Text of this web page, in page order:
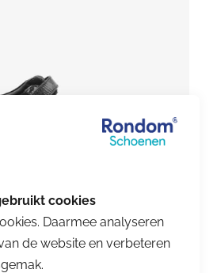
niet op voorraad.
Normale loopzool
Stevige hielomsluiting
van de tenen:Buigpunt ter
Daarmee analyseren
de website en verbeteren